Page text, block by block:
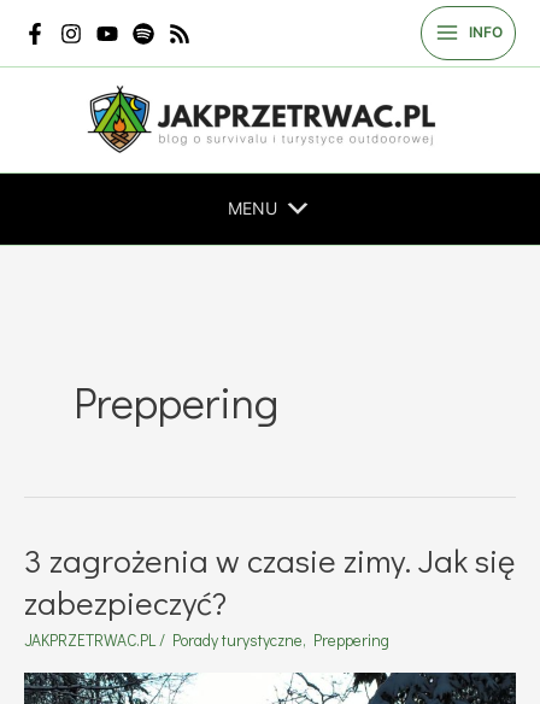
treści
INFO
MENU
Preppering
3 zagrożenia w czasie zimy. Jak się
zabezpieczyć?
JAKPRZETRWAC.PL/ Porady turystyczne, Preppering